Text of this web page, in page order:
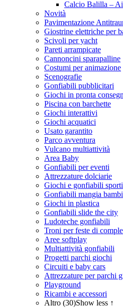
Calcio Balilla –
Novità
Pavimentazione
Giostrine elettriche per
Scivoli per yacht
Pareti arrampicate
Cannoncini sparapalline
Costumi per animazione
Scenografie
Gonfiabili pubblicitari
Giochi in pronta
Piscina con barchette
Giochi interattivi
Giochi acquatici
Usato garantito
Parco avventura
Vulcano multiattività
Area Baby
Gonfiabili per eventi
Attrezzature dolciarie
Giochi e gonfiabili
Gonfiabili mangia
Giochi in plastica
Gonfiabili slide the city
Ludoteche gonfiabili
Troni per feste di
Aree softplay
Multiattività gonfiabili
Progetti parchi giochi
Circuiti e baby cars
Attrezzature per parchi
Playground
Ricambi e accessori
Altro (30)Show less ↑